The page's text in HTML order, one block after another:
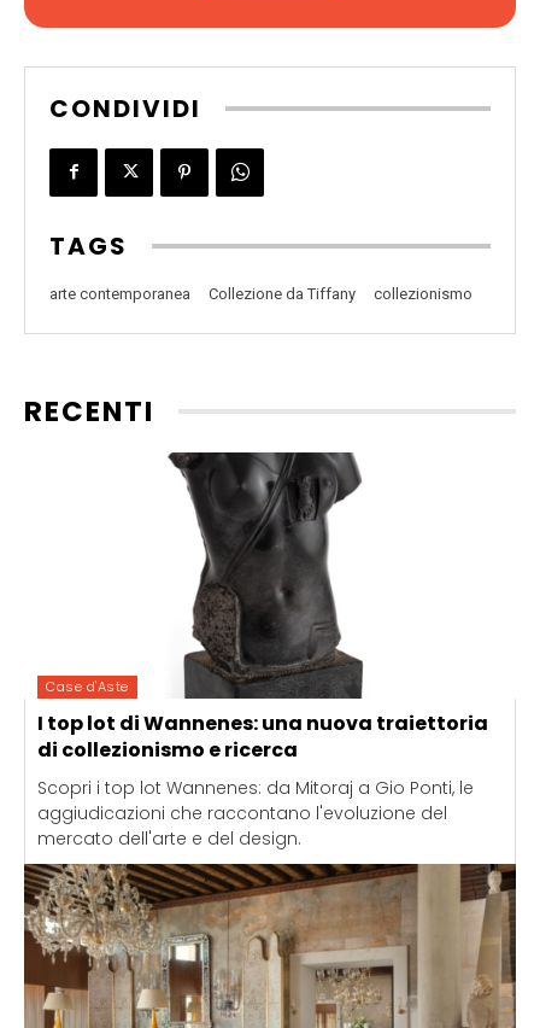
CONDIVIDI
TAGS
arte contemporanea Collezione da Tiffany collezionismo
RECENTI
Case d'Aste
I top lot di Wannenes: una nuova traiettoria
di collezionismo e ricerca
Scopri i top lot Wannenes: da Mitoraj a Gio Ponti, le
aggiudicazioni che raccontano l'evoluzione del
mercato dell'arte e del design.